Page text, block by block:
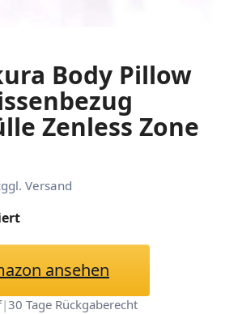
Body Pillow
Zenless Zone
Miyabi A04,
Doppelseitige
Bezug
Versand
ansehen
|30 Tage Rückgaberecht